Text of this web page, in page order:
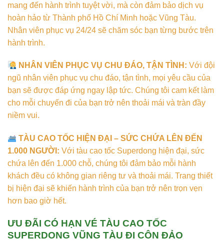
mang đến hành trình tuyệt vời, mà còn đảm bảo dịch vụ
hoàn hảo từ Thành phố Hồ Chí Minh hoặc Vũng Tàu.
Nhân viên phục vụ 24/24 sẽ chăm sóc bạn từng bước trên
hành trình.
NHÂN VIÊN PHỤC VỤ CHU ĐÁO, TẬN TÌNH: Với đội
ngũ nhân viên phục vụ chu đáo, tận tình, mọi yêu cầu của
bạn sẽ được đáp ứng ngay lập tức. Chúng tôi cam kết làm
cho mỗi chuyến đi của bạn trở nên thoải mái và tràn đầy
niềm vui.
TÀU CAO TỐC HIỆN ĐẠI – SỨC CHỨA LÊN ĐẾN
1.000 NGƯỜI: Với tàu cao tốc Superdong hiện đại, sức
chứa lên đến 1.000 chỗ, chúng tôi đảm bảo mỗi hành
khách đều có không gian riêng tư và thoải mái. Trang thiết
bị hiện đại sẽ khiến hành trình của bạn trở nên trọn vẹn
hơn bao giờ hết.
ƯU ĐÃI CÓ HẠN VÉ TÀU CAO TỐC
SUPERDONG VŨNG TÀU ĐI CÔN ĐẢO